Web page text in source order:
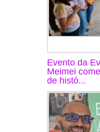
Evento da
Meimei
de histó...